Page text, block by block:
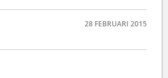
28 FEBRUARI 2015